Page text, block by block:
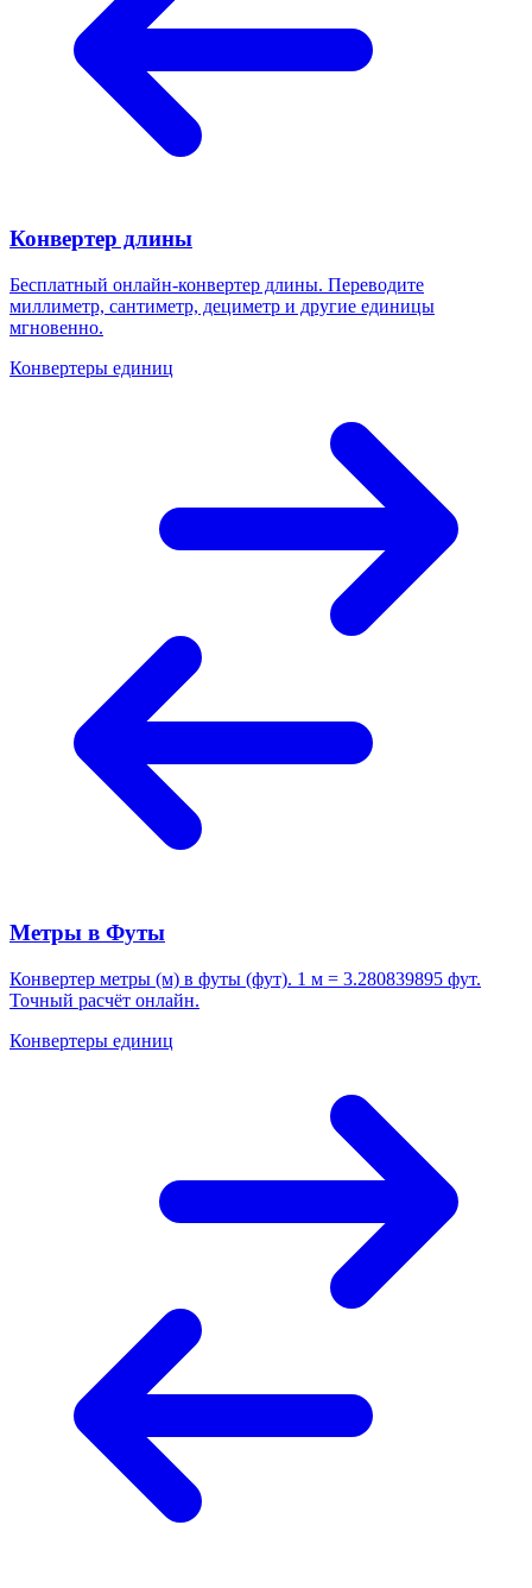
Конвертер длины
Бесплатный онлайн-конвертер длины. Переводите
миллиметр, сантиметр, дециметр и другие единицы
мгновенно.
Конвертеры единиц
Метры в Футы
Конвертер метры (м) в футы (фут). 1 м = 3.280839895 фут.
Точный расчёт онлайн.
Конвертеры единиц